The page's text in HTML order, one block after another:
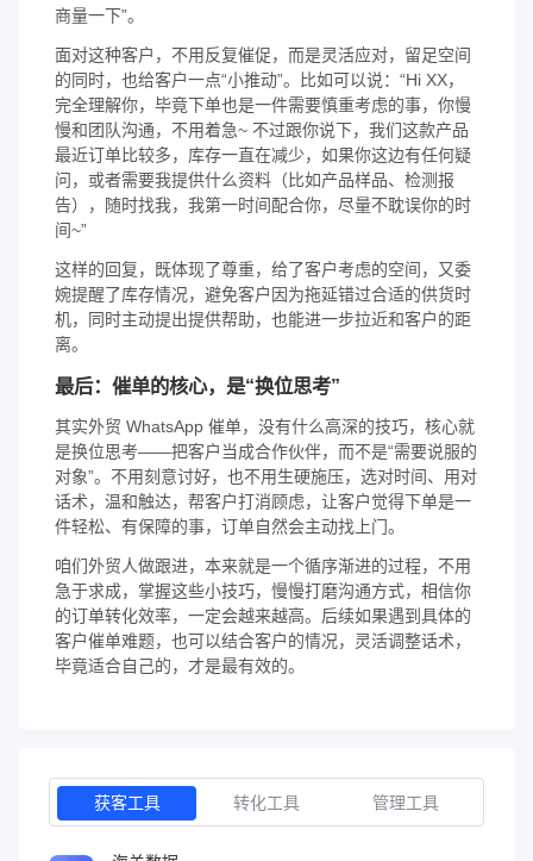
商量一下”。
面对这种客户，不用反复催促，而是灵活应对，留足空间
的同时，也给客户一点“小推动”。比如可以说：“Hi XX，
完全理解你，毕竟下单也是一件需要慎重考虑的事，你慢
慢和团队沟通，不用着急~ 不过跟你说下，我们这款产品
最近订单比较多，库存一直在减少，如果你这边有任何疑
问，或者需要我提供什么资料（比如产品样品、检测报
告），随时找我，我第一时间配合你，尽量不耽误你的时
间~”
这样的回复，既体现了尊重，给了客户考虑的空间，又委
婉提醒了库存情况，避免客户因为拖延错过合适的供货时
机，同时主动提出提供帮助，也能进一步拉近和客户的距
离。
最后：催单的核心，是“换位思考”
其实外贸 WhatsApp 催单，没有什么高深的技巧，核心就
是换位思考——把客户当成合作伙伴，而不是“需要说服的
对象”。不用刻意讨好，也不用生硬施压，选对时间、用对
话术，温和触达，帮客户打消顾虑，让客户觉得下单是一
件轻松、有保障的事，订单自然会主动找上门。
咱们外贸人做跟进，本来就是一个循序渐进的过程，不用
急于求成，掌握这些小技巧，慢慢打磨沟通方式，相信你
的订单转化效率，一定会越来越高。后续如果遇到具体的
客户催单难题，也可以结合客户的情况，灵活调整话术，
毕竟适合自己的，才是最有效的。
获客工具 转化工具 管理工具